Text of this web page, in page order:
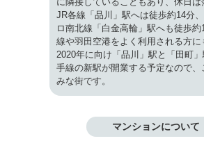
JR各線「品川」駅へは徒歩約14分
ロ南北線「白金高輪」駅へも徒歩
線や羽田空港をよく利用される方に
2020年に向け「品川」駅と「田町
手線の新駅が開業する予定なので、
みな街です。
マンションについて